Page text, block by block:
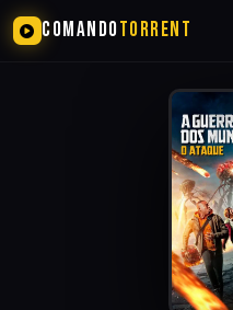
COMANDOTORRENT